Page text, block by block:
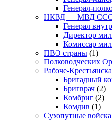
Генерал-
НКВД — МВД
Генерал
Директор
Комиссар
ПВО страны (1)
Полководческих
Рабоче-
Бригадный
Бригврач (2)
Комбриг (2)
Комдив (1)
Сухопутные войска